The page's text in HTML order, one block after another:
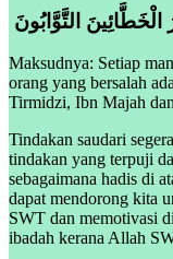
التَّوَّابُونَ
Maksudnya: Setiap
orang yang bersalah
Tirmidzi, Ibn Majah
Tindakan saudari
tindakan yang terpuji
sebagaimana hadis di
dapat mendorong kita
SWT dan memotivasi
ibadah kerana Allah